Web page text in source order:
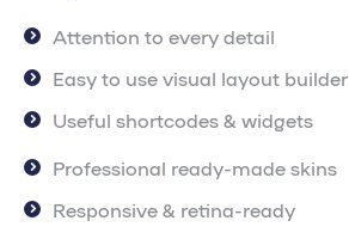
Attention to every detail
Easy to use visual layout builder
Useful shortcodes & widgets
Professional ready-made skins
Responsive & retina-ready